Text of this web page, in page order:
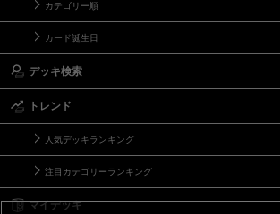
カテゴリー順
カード誕生日
デッキ検索
トレンド
人気デッキランキング
注目カテゴリーランキング
マイデッキ